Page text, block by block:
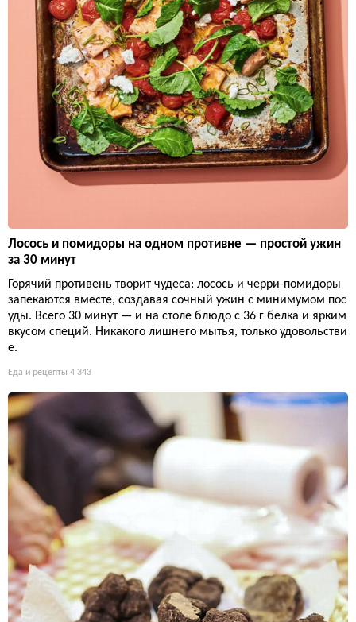
Лосось и помидоры на одном противне — простой ужин
за 30 минут
Горячий противень творит чудеса: лосось и черри-помидоры
запекаются вместе, создавая сочный ужин с минимумом пос
уды. Всего 30 минут — и на столе блюдо с 36 г белка и ярким
вкусом специй. Никакого лишнего мытья, только удовольстви
е.
Еда и рецепты 4 343